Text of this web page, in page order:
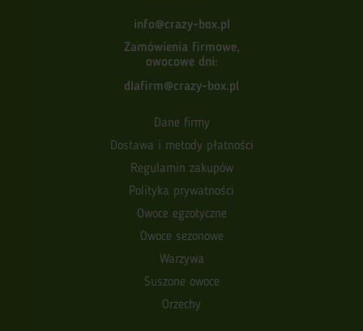
info@crazy-box.pl
Zamówienia firmowe,
owocowe dni:
dlafirm@crazy-box.pl
Dane firmy
Dostawa i metody płatności
Regulamin zakupów
Polityka prywatności
Owoce egzotyczne
Owoce sezonowe
Warzywa
Suszone owoce
Orzechy